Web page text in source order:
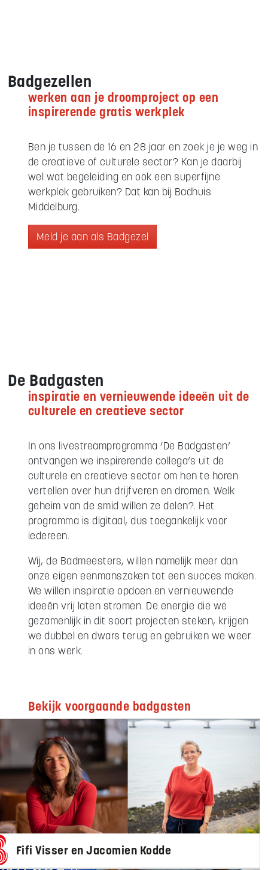
Badgezellen
werken aan je droomproject op een
inspirerende gratis werkplek
Ben je tussen de 16 en 28 jaar en zoek je je weg in
de creatieve of culturele sector? Kan je daarbij
wel wat begeleiding en ook een superfijne
werkplek gebruiken? Dat kan bij Badhuis
Middelburg.
Meld je aan als Badgezel
De Badgasten
inspiratie en vernieuwende ideeën uit de
culturele en creatieve sector
In ons livestreamprogramma ‘De Badgasten’
ontvangen we inspirerende collega’s uit de
culturele en creatieve sector om hen te horen
vertellen over hun drijfveren en dromen. Welk
geheim van de smid willen ze delen?. Het
programma is digitaal, dus toegankelijk voor
iedereen.
Wij, de Badmeesters, willen namelijk meer dan
onze eigen eenmanszaken tot een succes maken.
We willen inspiratie opdoen en vernieuwende
ideeën vrij laten stromen. De energie die we
gezamenlijk in dit soort projecten steken, krijgen
we dubbel en dwars terug en gebruiken we weer
in ons werk.
Bekijk voorgaande badgasten
Fifi Visser en Jacomien Kodde